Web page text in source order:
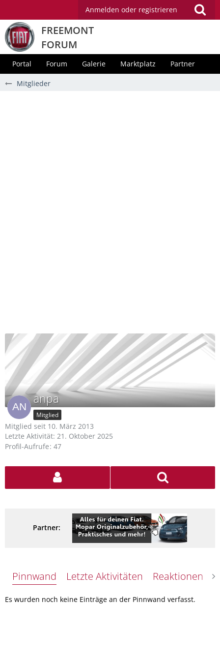
Anmelden oder registrieren
FREEMONT
FORUM
Portal Forum Galerie Marktplatz Partner
Mitglieder
anpa
Mitglied
Mitglied seit 10. März 2013
Letzte Aktivität: 21. Oktober 2025
Profil-Aufrufe 47
Partner:
Pinnwand Letzte Aktivitäten Reaktionen
Es wurden noch keine Einträge an der Pinnwand verfasst.